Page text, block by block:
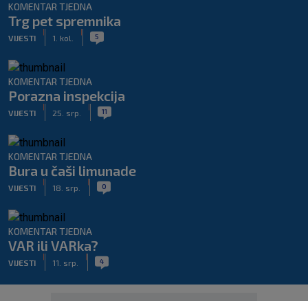
KOMENTAR TJEDNA
Trg pet spremnika
VIJESTI 1. kol. 5
KOMENTAR TJEDNA
Porazna inspekcija
VIJESTI 25. srp. 11
KOMENTAR TJEDNA
Bura u čaši limunade
VIJESTI 18. srp. 0
KOMENTAR TJEDNA
VAR ili VARka?
VIJESTI 11. srp. 4